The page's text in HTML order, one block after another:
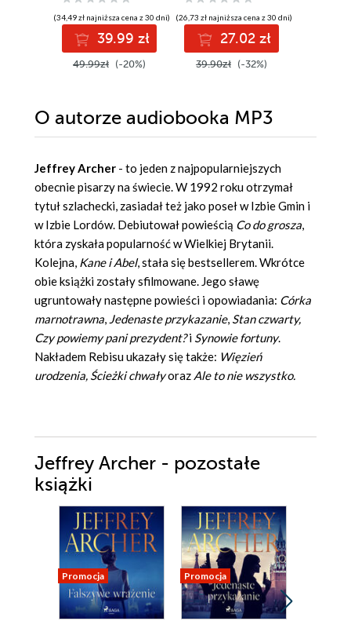
(34,49 zł najniższa cena z 30 dni)
39.99 zł
49.99zł (-20%)
(26,73 zł najniższa cena z 30 dni)
27.02 zł
39.90zł (-32%)
O autorze audiobooka MP3
Jeffrey Archer - to jeden z najpopularniejszych
obecnie pisarzy na świecie. W 1992 roku otrzymał
tytuł szlachecki, zasiadał też jako poseł w Izbie Gmin i
w Izbie Lordów. Debiutował powieścią Co do grosza,
która zyskała popularność w Wielkiej Brytanii.
Kolejna, Kane i Abel, stała się bestsellerem. Wkrótce
obie książki zostały sfilmowane. Jego sławę
ugruntowały następne powieści i opowiadania: Córka
marnotrawna, Jedenaste przykazanie, Stan czwarty,
Czy powiemy pani prezydent?i Synowie fortuny.
Nakładem Rebisu ukazały się także: Więzień
urodzenia, Ścieżki chwałyoraz Ale to nie wszystko.
Jeffrey Archer - pozostałe
książki
Promocja Promocja